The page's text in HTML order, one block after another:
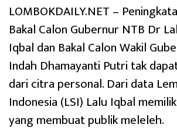
LOMBOKDAILY.NET –
Bakal Calon Gubernur NTB Dr
Iqbal dan Bakal Calon Wakil
Indah Dhamayanti Putri tak
dari citra personal. Dari data
Indonesia (LSI) Lalu Iqbal
yang membuat publik meleleh.